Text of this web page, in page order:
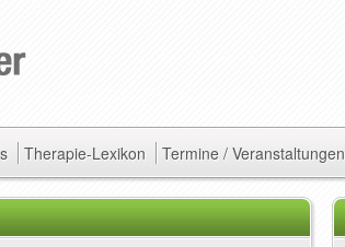
Therapie-Lexikon Termine / Veranstaltungen